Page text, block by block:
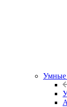
Умные